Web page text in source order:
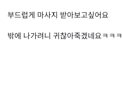
부드럽게 마사지 받아보고싶어요
밖에 나가려니 귀찮아죽겠네요ㅋㅋㅋ